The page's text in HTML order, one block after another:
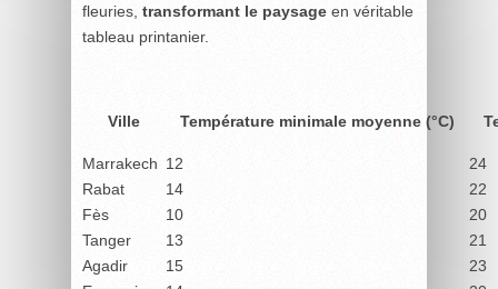
fleuries, transformant le paysage en véritable
tableau printanier.
Ville Température minimale moyenne (°C)
Marrakech 12
24
Rabat
14
22
Fès
10
20
Tanger
13
21
Agadir
15
23